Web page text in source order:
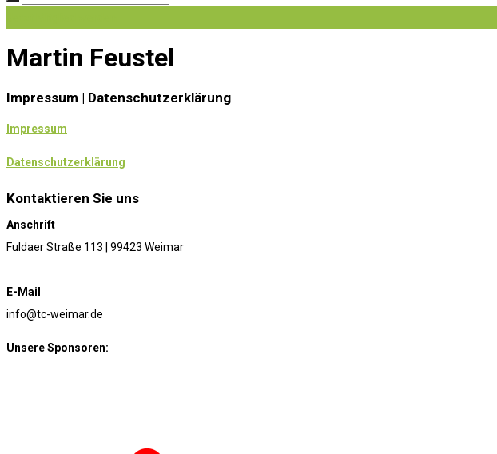
Martin Feustel
Impressum | Datenschutzerklärung
Impressum
Datenschutzerklärung
Kontaktieren Sie uns
Anschrift
Fuldaer Straße 113 | 99423 Weimar
E-Mail
info@tc-weimar.de
Unsere Sponsoren: